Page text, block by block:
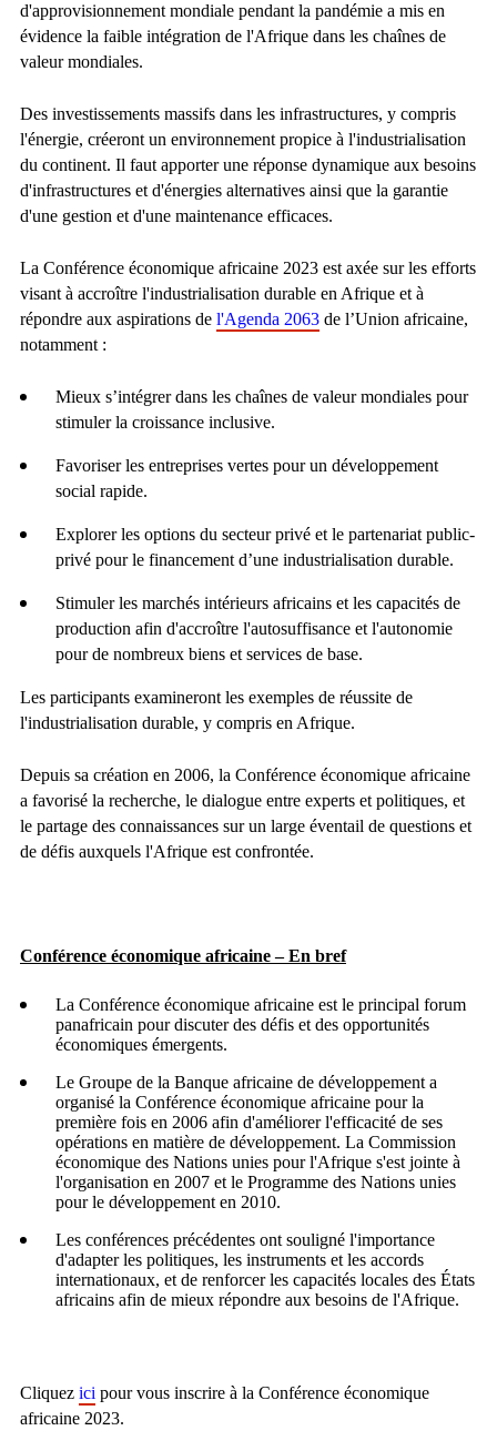
d'approvisionnement mondiale pendant la pandémie a mis en
évidence la faible intégration de l'Afrique dans les chaînes de
valeur mondiales.
Des investissements massifs dans les infrastructures, y compris
l'énergie, créeront un environnement propice à l'industrialisation
du continent. Il faut apporter une réponse dynamique aux besoins
d'infrastructures et d'énergies alternatives ainsi que la garantie
d'une gestion et d'une maintenance efficaces.
La Conférence économique africaine 2023 est axée sur les efforts
visant à accroître l'industrialisation durable en Afrique et à
répondre aux aspirations de l'Agenda 2063 de l’Union africaine,
notamment :
Mieux s’intégrer dans les chaînes de valeur mondiales pour
stimuler la croissance inclusive.
Favoriser les entreprises vertes pour un développement
social rapide.
Explorer les options du secteur privé et le partenariat public-
privé pour le financement d’une industrialisation durable.
Stimuler les marchés intérieurs africains et les capacités de
production afin d'accroître l'autosuffisance et l'autonomie
pour de nombreux biens et services de base.
Les participants examineront les exemples de réussite de
l'industrialisation durable, y compris en Afrique.
Depuis sa création en 2006, la Conférence économique africaine
a favorisé la recherche, le dialogue entre experts et politiques, et
le partage des connaissances sur un large éventail de questions et
de défis auxquels l'Afrique est confrontée.
Conférence économique africaine – En bref
La Conférence économique africaine est le principal forum
panafricain pour discuter des défis et des opportunités
économiques émergents.
Le Groupe de la Banque africaine de développement a
organisé la Conférence économique africaine pour la
première fois en 2006 afin d'améliorer l'efficacité de ses
opérations en matière de développement. La Commission
économique des Nations unies pour l'Afrique s'est jointe à
l'organisation en 2007 et le Programme des Nations unies
pour le développement en 2010.
Les conférences précédentes ont souligné l'importance
d'adapter les politiques, les instruments et les accords
internationaux, et de renforcer les capacités locales des États
africains afin de mieux répondre aux besoins de l'Afrique.
Cliquez ici pour vous inscrire à la Conférence économique
africaine 2023.